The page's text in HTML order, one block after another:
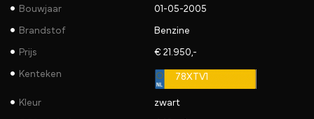
Bouwjaar 01-05-2005
Brandstof Benzine
Prijs € 21.950,-
Kenteken 78XTV1
Kleur zwart